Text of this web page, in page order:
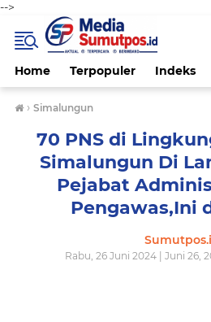
-->
Home Terpopuler Indeks
› Simalungun
70 PNS di
Simalungun Di
Pejabat
Pengawas,Ini
Rabu, 26 Juni 2024 | Juni 26,